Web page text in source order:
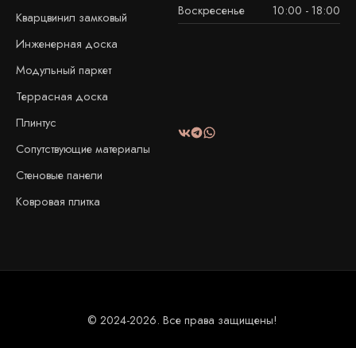
Кварцвинил замковый
Инженерная доска
Модульный паркет
Террасная доска
Плинтус
Сопутствующие материалы
Стеновые панели
Ковровая плитка
Воскресенье 10:00 - 18:00
© 2024-2026. Все права защищены!